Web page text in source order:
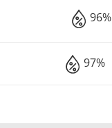
96%
97%